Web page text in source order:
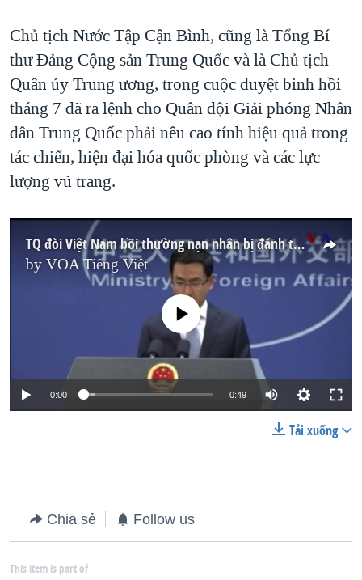
Chủ tịch Nước Tập Cận Bình, cũng là Tổng Bí
thư Ðảng Cộng sản Trung Quốc và là Chủ tịch
Quân ủy Trung ương, trong cuộc duyệt binh hồi
tháng 7 đã ra lệnh cho Quân đội Giải phóng Nhân
dân Trung Quốc phải nêu cao tính hiệu quả trong
tác chiến, hiện đại hóa quốc phòng và các lực
lượng vũ trang.
TQ đòi Việt Nam bồi thường nạn nhân bị đánh tại biên giới
by VOA Tiếng Việt
No media source currently available
0:00 0:49
Tải xuống
Chia sẻ Follow us
This item is part of